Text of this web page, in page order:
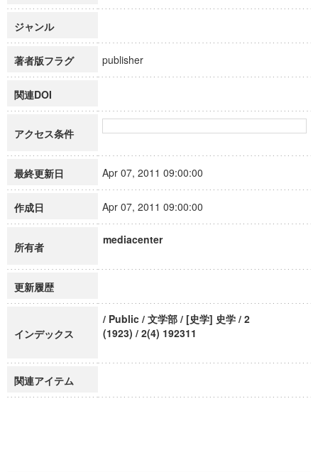
ジャンル
著者版フラグ publisher
関連DOI
アクセス条件
最終更新日 Apr 07, 2011 09:00:00
作成日 Apr 07, 2011 09:00:00
所有者
mediacenter
更新履歴
インデックス
/ Public / 文学部 / [史学] 史学 / 2
(1923) / 2(4) 192311
関連アイテム